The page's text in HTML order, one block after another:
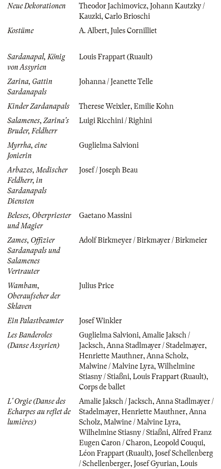
Neue Dekorationen
Theodor Jachimovicz, Johann Kautzky /
Kauzki, Carlo Brioschi
Kostüme
A. Albert, Jules Cornilliet
Sardanapal, König
von Assyrien
Louis Frappart (Ruault)
Zarina, Gattin
Sardanapals
Johanna / Jeanette Telle
Kinder Zardanapals Therese Weixler, Emilie Kohn
Salamenes, Zarina's
Bruder, Feldherr
Luigi Ricchini / Righini
Myrrha, eine
Jonierin
Guglielma Salvioni
Arbazes, Medischer
Feldherr, in
Sardanapals
Diensten
Josef / Joseph Beau
Beleses, Oberpriester
und Magier
Gaetano Massini
Zames, Offizier
Sardanapals und
Salamenes
Vertrauter
Adolf Birkmeyer / Birkmayer / Birkmeier
Wambam,
Oberaufseher der
Sklaven
Julius Price
Ein Palastbeamter
Josef Winkler
Les Banderoles
(Danse Assyrien)
Guglielma Salvioni, Amalie Jaksch /
Jacksch, Anna Stadlmayer / Stadelmayer,
Henriette Mauthner, Anna Scholz,
Malwine / Malvine Lyra, Wilhelmine
Stiasny / Stiaßni, Louis Frappart (Ruault),
Corps de ballet
L' Orgie (Danse des
Echarpes au reflet de
lumières)
Amalie Jaksch / Jacksch, Anna Stadlmayer /
Stadelmayer, Henriette Mauthner, Anna
Scholz, Malwine / Malvine Lyra,
Wilhelmine Stiasny / Stiaßni, Alfred Franz
Eugen Caron / Charon, Leopold Couqui,
Léon Frappart (Ruault), Josef Schellenberg
/ Schellenberger, Josef Gyurian, Louis